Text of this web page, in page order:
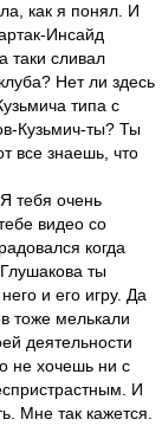
как я понял. И
Инсайд
таки сливал
Нет ли здесь
типа с
Кузьмич-ты? Ты
все знаешь, что
тебя очень
видео со
когда
ты
и его игру. Да
тоже мелькали
деятельности
не хочешь ни с
И
Мне так кажется.